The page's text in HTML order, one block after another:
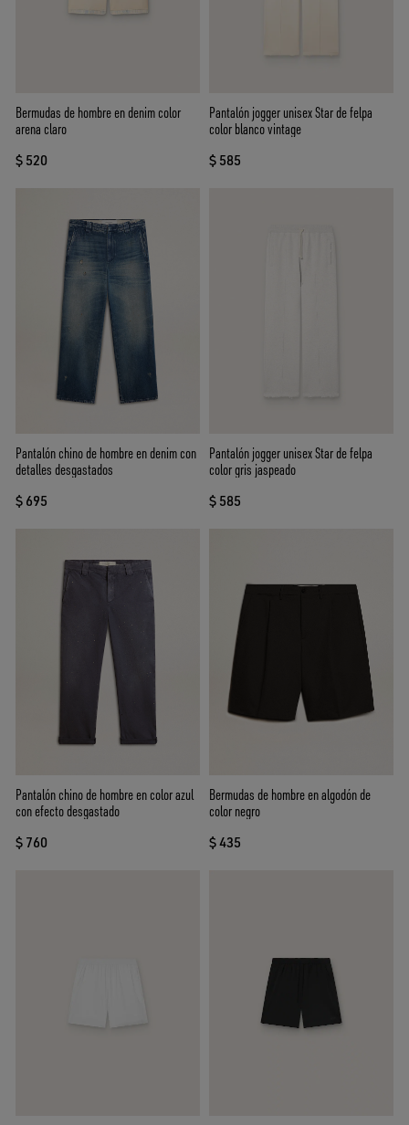
Bermudas de hombre en denim color
arena claro
$ 520
Pantalón jogger unisex Star de felpa
color blanco vintage
$ 585
Pantalón chino de hombre en denim con
detalles desgastados
$ 695
Pantalón jogger unisex Star de felpa
color gris jaspeado
$ 585
Pantalón chino de hombre en color azul
con efecto desgastado
$ 760
Bermudas de hombre en algodón de
color negro
$ 435